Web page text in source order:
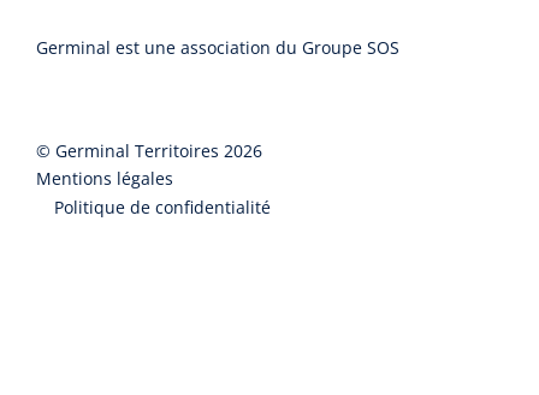
Germinal est une association du Groupe SOS
© Germinal Territoires 2026
Mentions légales
Politique de confidentialité